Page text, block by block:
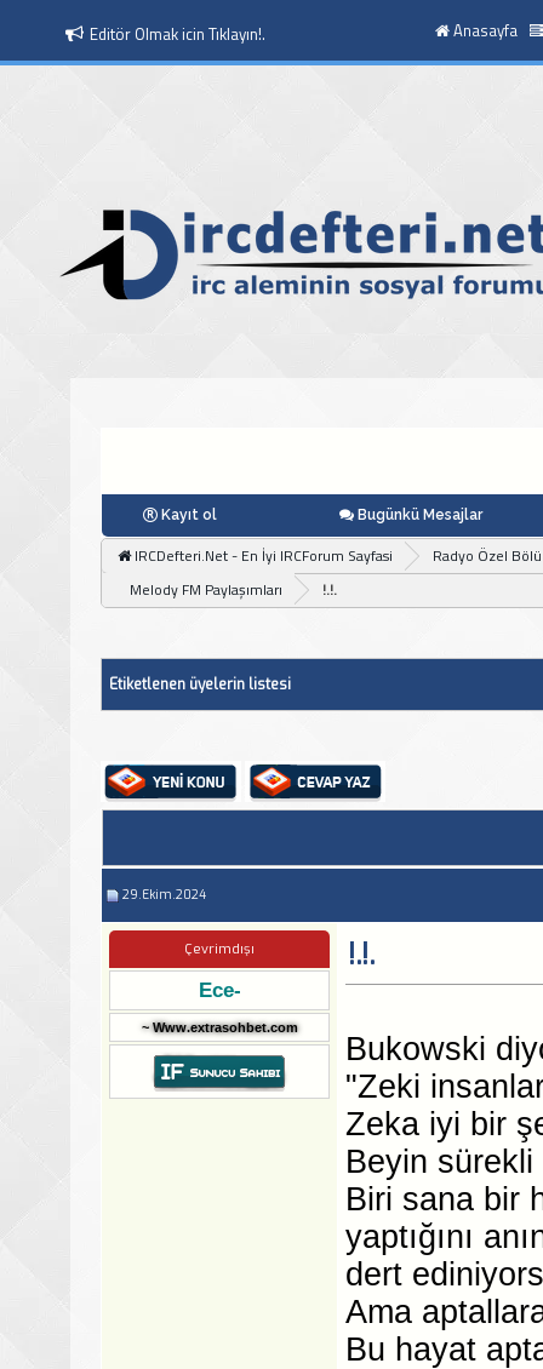
Editör Olmak icin Tıklayın!.
Moderatör Olmak icin Tıklayın!.
Anasayfa
Kayıt ol Bugünkü Mesajlar
IRCDefteri.Net - En İyi IRCForum Sayfasi
Radyo Özel
Melody FM Paylaşımları
!.!.
Etiketlenen üyelerin listesi
29.Ekim.2024
Çevrimdışı
Ece-
~ Www.extrasohbet.com
!.!.
Bukowski
"Zeki
Zeka iyi bir
Beyin
Biri sana bir
yaptığını
dert
Ama
Bu hayat